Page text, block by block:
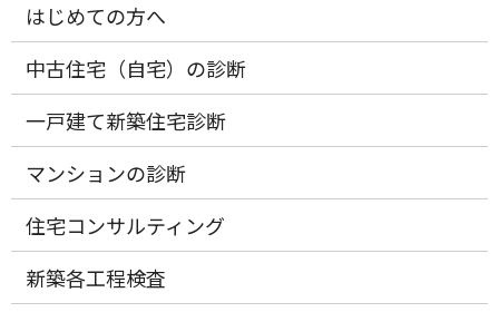
はじめての方へ
中古住宅（自宅）の診断
一戸建て新築住宅診断
マンションの診断
住宅コンサルティング
新築各工程検査